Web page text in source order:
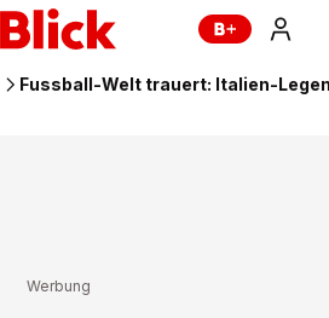
Fussball-Welt trauert: Italien-